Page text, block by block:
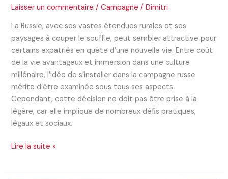
Laisser un commentaire /Campagne /Dimitri
La Russie, avec ses vastes étendues rurales et ses
paysages à couper le souffle, peut sembler attractive pour
certains expatriés en quête d’une nouvelle vie. Entre coût
de la vie avantageux et immersion dans une culture
millénaire, l’idée de s’installer dans la campagne russe
mérite d’être examinée sous tous ses aspects.
Cependant, cette décision ne doit pas être prise à la
légère, car elle implique de nombreux défis pratiques,
légaux et sociaux.
Lire la suite »